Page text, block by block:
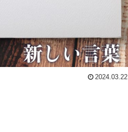
2024.03.22